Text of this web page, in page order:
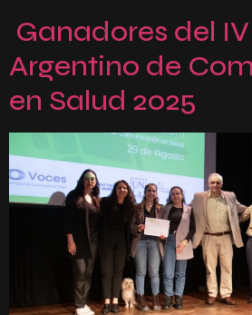
Ganadores del
Argentino de
en Salud 2025